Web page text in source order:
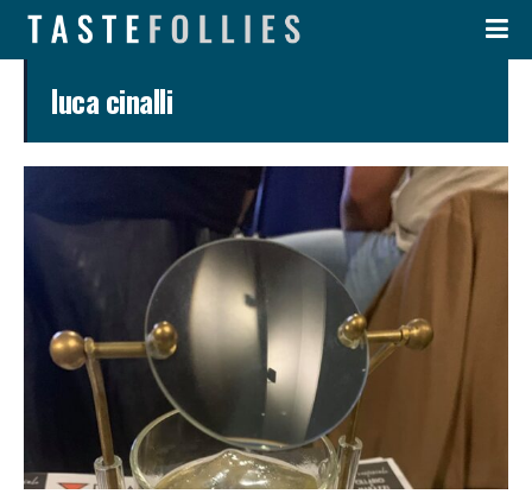
luca cinalli